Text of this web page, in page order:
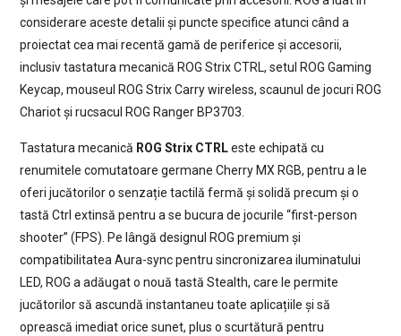
considerare aceste detalii și puncte specifice atunci când a
proiectat cea mai recentă gamă de periferice și accesorii,
inclusiv tastatura mecanică ROG Strix CTRL, setul ROG Gaming
Keycap, mouseul ROG Strix Carry wireless, scaunul de jocuri ROG
Chariot și rucsacul ROG Ranger BP3703.
Tastatura mecanică ROG Strix CTRLeste echipată cu
renumitele comutatoare germane Cherry MX RGB, pentru a le
oferi jucătorilor o senzație tactilă fermă și solidă precum și o
tastă Ctrl extinsă pentru a se bucura de jocurile “first-person
shooter” (FPS). Pe lângă designul ROG premium și
compatibilitatea Aura-sync pentru sincronizarea iluminatului
LED, ROG a adăugat o nouă tastă Stealth, care le permite
jucătorilor să ascundă instantaneu toate aplicațiile și să
oprească imediat orice sunet, plus o scurtătură pentru